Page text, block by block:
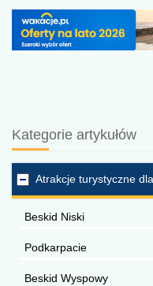
Kategorie artykułów
Atrakcje turystyczne
Beskid Niski
Podkarpacie
Beskid Wyspowy